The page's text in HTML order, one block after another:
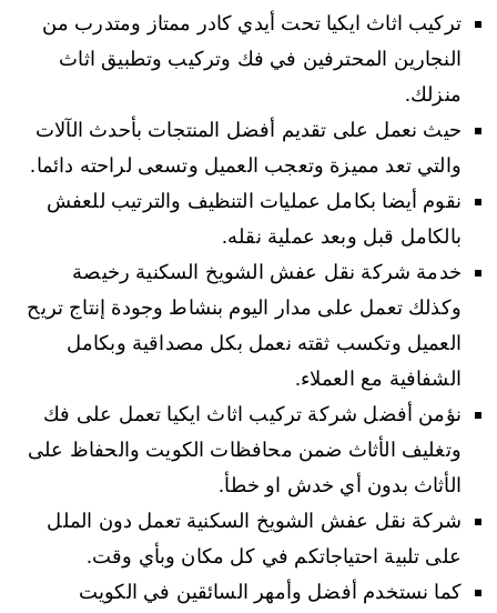
تركيب اثاث ايكيا تحت أيدي كادر ممتاز ومتدرب من
النجارين المحترفين في فك وتركيب وتطبيق اثاث
منزلك.
حيث نعمل على تقديم أفضل المنتجات بأحدث الآلات
والتي تعد مميزة وتعجب العميل وتسعى لراحته دائما.
نقوم أيضا بكامل عمليات التنظيف والترتيب للعفش
بالكامل قبل وبعد عملية نقله.
خدمة شركة نقل عفش الشويخ السكنية رخيصة
وكذلك تعمل على مدار اليوم بنشاط وجودة إنتاج تريح
العميل وتكسب ثقته نعمل بكل مصداقية وبكامل
الشفافية مع العملاء.
نؤمن أفضل شركة تركيب اثاث ايكيا تعمل على فك
وتغليف الأثاث ضمن محافظات الكويت والحفاظ على
الأثاث بدون أي خدش او خطأ.
شركة نقل عفش الشويخ السكنية تعمل دون الملل
على تلبية احتياجاتكم في كل مكان وبأي وقت.
كما نستخدم أفضل وأمهر السائقين في الكويت